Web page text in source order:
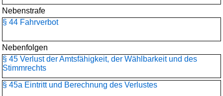
Nebenstrafe
§ 44 Fahrverbot
Nebenfolgen
§ 45 Verlust der Amtsfähigkeit, der Wählbarkeit und des
Stimmrechts
§ 45a Eintritt und Berechnung des Verlustes